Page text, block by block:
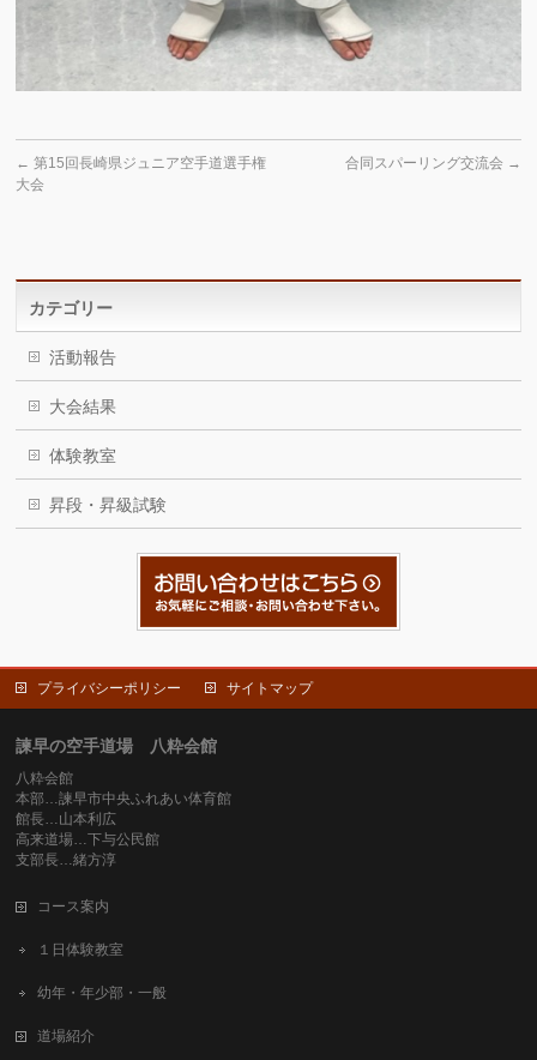
← 第15回長崎県ジュニア空手道選手権
大会
合同スパーリング交流会 →
カテゴリー
活動報告
大会結果
体験教室
昇段・昇級試験
プライバシーポリシー サイトマップ
諫早の空手道場 八粋会館
八粋会館
本部…諫早市中央ふれあい体育館
館長…山本利広
高来道場…下与公民館
支部長…緒方淳
コース案内
１日体験教室
幼年・年少部・一般
道場紹介